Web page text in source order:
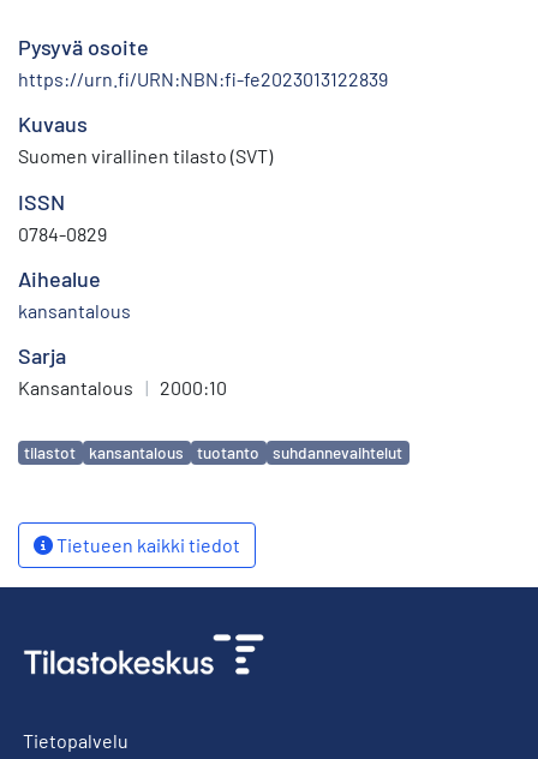
Pysyvä osoite
https://urn.fi/URN:NBN:fi-fe2023013122839
Kuvaus
Suomen virallinen tilasto (SVT)
ISSN
0784-0829
Aihealue
kansantalous
Sarja
Kansantalous | 2000:10
Avainsanat
tilastot kansantalous tuotanto suhdannevaihtelut
Tietueen kaikki tiedot
Tietopalvelu